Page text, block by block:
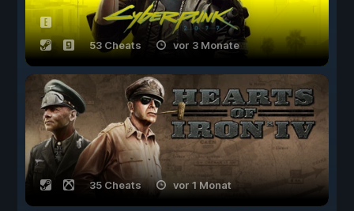
53 Cheats vor 3 Monate
35 Cheats vor 1 Monat